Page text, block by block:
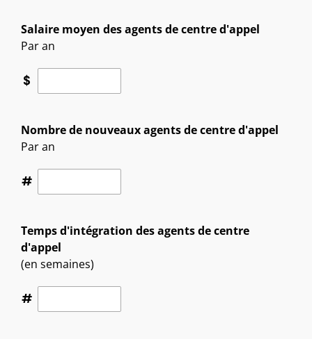
Salaire moyen des agents de centre d'appel
Par an
$
Nombre de nouveaux agents de centre d'appel
Par an
#
Temps d'intégration des agents de centre
d'appel
(en semaines)
#